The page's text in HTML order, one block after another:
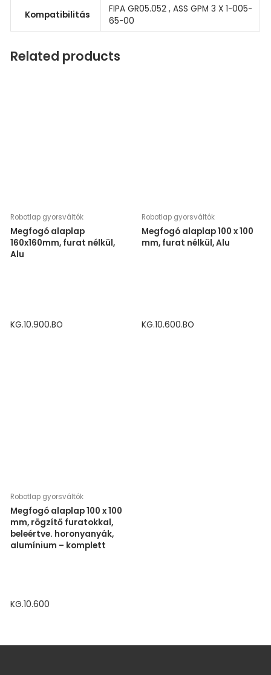
Kompatibilitás
FIPA GR05.052 , ASS GPM 3 X 1-005-
65-00
Related products
Robotlap gyorsváltók
Megfogó alaplap
160x160mm, furat nélkül,
Alu
KG.10.900.BO
Robotlap gyorsváltók
Megfogó alaplap 100 x 100
mm, furat nélkül, Alu
KG.10.600.BO
Robotlap gyorsváltók
Megfogó alaplap 100 x 100
mm, rögzítő furatokkal,
beleértve. horonyanyák,
alumínium – komplett
KG.10.600